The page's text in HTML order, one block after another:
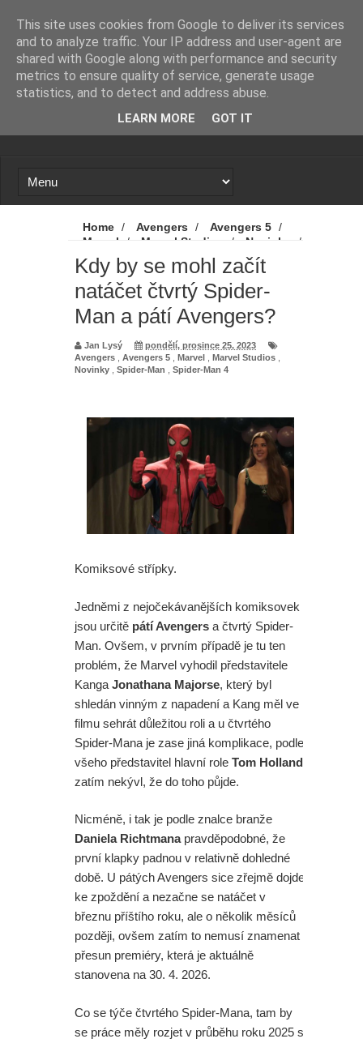
Loading...
Home / Avengers / Avengers 5 /
Marvel
/ Marvel Studios / Novinky
/
Spider-Man
Spider-Man 4 /
Kdy by
se mohl začít natáčet čtvrtý Spider-Man a
pátí Avengers?
Kdy by se mohl začít
natáčet čtvrtý Spider-
Man a pátí Avengers?
Jan Lysý
pondělí, prosince 25, 2023
Avengers
Avengers 5 Marvel Marvel Studios
Novinky
Spider-Man Spider-Man 4
Komiksové střípky.
Jedněmi z nejočekávanějších komiksovek
jsou určitě pátí Avengers a čtvrtý Spider-
Man. Ovšem, v prvním případě je tu ten
problém, že Marvel vyhodil představitele
Kanga Jonathana Majorse, který byl
shledán vinným z napadení a Kang měl ve
filmu sehrát důležitou roli a u čtvrtého
Spider-Mana je zase jiná komplikace, podle
všeho představitel hlavní role Tom Holland
zatím nekývl, že do toho půjde.
Nicméně, i tak je podle znalce branže
Daniela Richtmanapravděpodobné, že
první klapky padnou v relativně dohledné
době. U pátých Avengers sice zřejmě dojde
ke zpoždění a nezačne se natáčet v
březnu příštího roku, ale o několik měsíců
později, ovšem zatím to nemusí znamenat
přesun premiéry, která je aktuálně
stanovena na 30. 4. 2026.
Co se týče čtvrtého Spider-Mana, tam by
se práce měly rozjet v průběhu roku 2025 s
This site uses cookies from Google to deliver its services
and to analyze traffic. Your IP address and user-agent are
shared with Google along with performance and security
metrics to ensure quality of service, generate usage
statistics, and to detect and address abuse.
LEARN MORE GOT IT